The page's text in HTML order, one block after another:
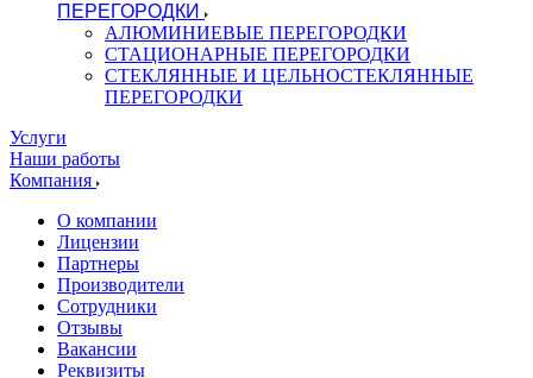
ПЕРЕГОРОДКИ
АЛЮМИНИЕВЫЕ ПЕРЕГОРОДКИ
СТАЦИОНАРНЫЕ ПЕРЕГОРОДКИ
СТЕКЛЯННЫЕ И ЦЕЛЬНОСТЕКЛЯННЫЕ
ПЕРЕГОРОДКИ
Услуги
Наши работы
Компания
О компании
Лицензии
Партнеры
Производители
Сотрудники
Отзывы
Вакансии
Реквизиты